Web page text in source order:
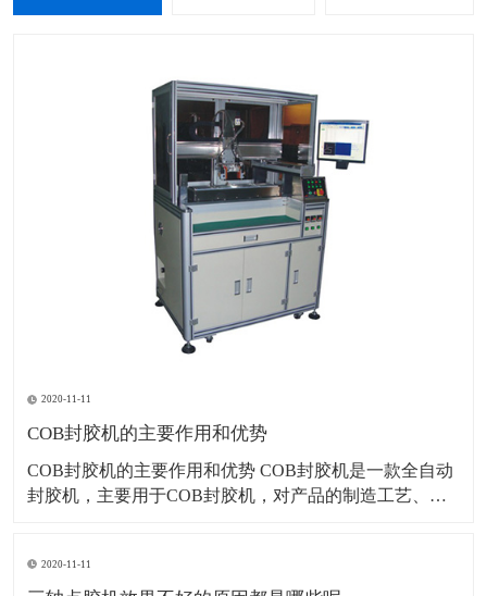
2020-11-11
COB封胶机的主要作用和优势
COB封胶机的主要作用和优势 COB封胶机是一款全自动
封胶机，主要用于COB封胶机，对产品的制造工艺、速
接，历时较长，而且其他工艺较多，元件的固定尤为重
2020-11-11